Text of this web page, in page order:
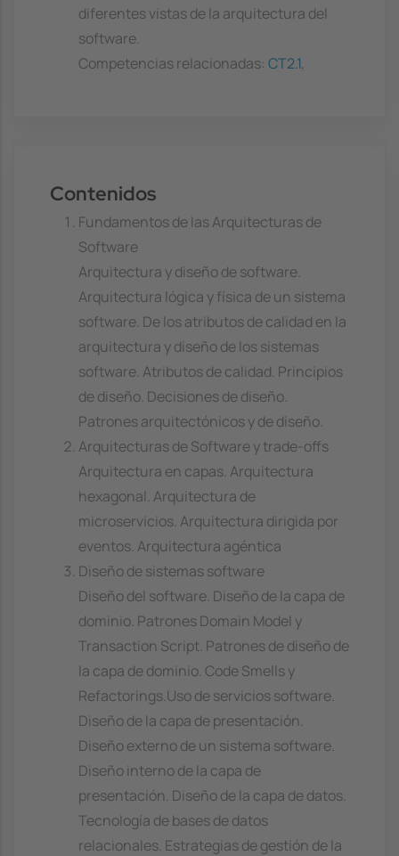
diferentes vistas de la arquitectura del
software.
Competencias relacionadas: CT2.1,
Contenidos
Fundamentos de las Arquitecturas de
Software
Arquitectura y diseño de software.
Arquitectura lógica y física de un sistema
software. De los atributos de calidad en la
arquitectura y diseño de los sistemas
software. Atributos de calidad. Principios
de diseño. Decisiones de diseño.
Patrones arquitectónicos y de diseño.
Arquitecturas de Software y trade-offs
Arquitectura en capas. Arquitectura
hexagonal. Arquitectura de
microservicios. Arquitectura dirigida por
eventos. Arquitectura agéntica
Diseño de sistemas software
Diseño del software. Diseño de la capa de
dominio. Patrones Domain Model y
Transaction Script. Patrones de diseño de
la capa de dominio. Code Smells y
Refactorings.Uso de servicios software.
Diseño de la capa de presentación.
Diseño externo de un sistema software.
Diseño interno de la capa de
presentación. Diseño de la capa de datos.
Tecnología de bases de datos
relacionales. Estrategias de gestión de la